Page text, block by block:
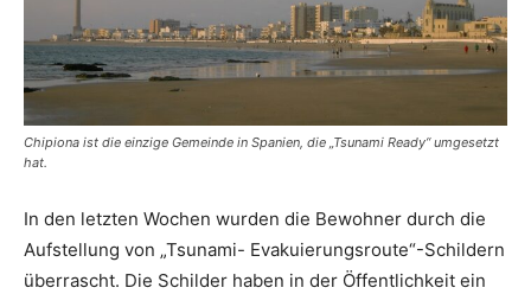
Chipiona ist die einzige Gemeinde in Spanien, die „Tsunami Ready“ umgesetzt
hat.
In den letzten Wochen wurden die Bewohner durch die
Aufstellung von „Tsunami- Evakuierungsroute“-Schildern
überrascht. Die Schilder haben in der Öffentlichkeit ein